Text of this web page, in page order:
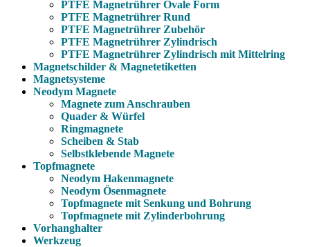
PTFE Magnetrührer Ovale Form
PTFE Magnetrührer Rund
PTFE Magnetrührer Zubehör
PTFE Magnetrührer Zylindrisch
PTFE Magnetrührer Zylindrisch mit Mittelring
Magnetschilder & Magnetetiketten
Magnetsysteme
Neodym Magnete
Magnete zum Anschrauben
Quader & Würfel
Ringmagnete
Scheiben & Stab
Selbstklebende Magnete
Topfmagnete
Neodym Hakenmagnete
Neodym Ösenmagnete
Topfmagnete mit Senkung und Bohrung
Topfmagnete mit Zylinderbohrung
Vorhanghalter
Werkzeug